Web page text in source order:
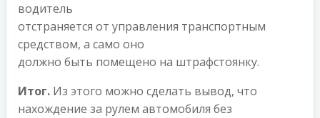
водитель
отстраняется от управления транспортным
средством, а само оно
должно быть помещено на штрафстоянку.
Итог. Из этого можно сделать вывод, что
нахождение за рулем автомобиля без